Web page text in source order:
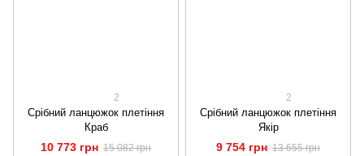
2
Срібний ланцюжок плетіння
Краб
10 773 грн 15 082 грн
2
Срібний ланцюжок плетіння
Якір
9 754 грн 13 655 грн